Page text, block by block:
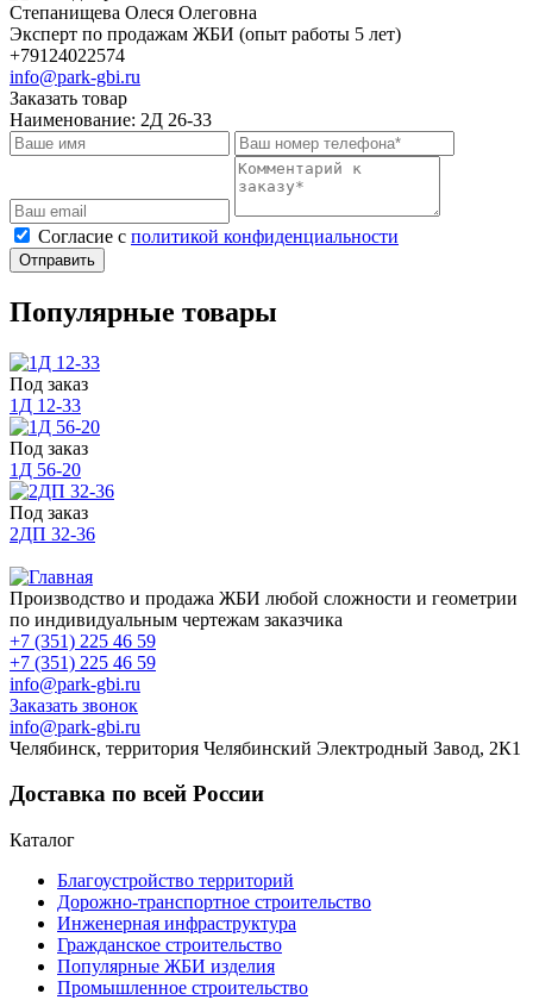
Степанищева Олеся Олеговна
Эксперт по продажам ЖБИ (опыт работы 5 лет)
+79124022574
info@park-gbi.ru
Заказать товар
Наименование: 2Д 26-33
Cогласие с политикой конфиденциальности
Отправить
Популярные товары
Под заказ
1Д 12-33
Под заказ
1Д 56-20
Под заказ
2ДП 32-36
Производство и продажа ЖБИ любой сложности и геометрии
по индивидуальным чертежам заказчика
+7 (351) 225 46 59
+7 (351) 225 46 59
info@park-gbi.ru
Заказать звонок
info@park-gbi.ru
Челябинск, территория Челябинский Электродный Завод, 2К1
Доставка по всей России
Каталог
Благоустройство территорий
Дорожно-транспортное строительство
Инженерная инфраструктура
Гражданское строительство
Популярные ЖБИ изделия
Промышленное строительство